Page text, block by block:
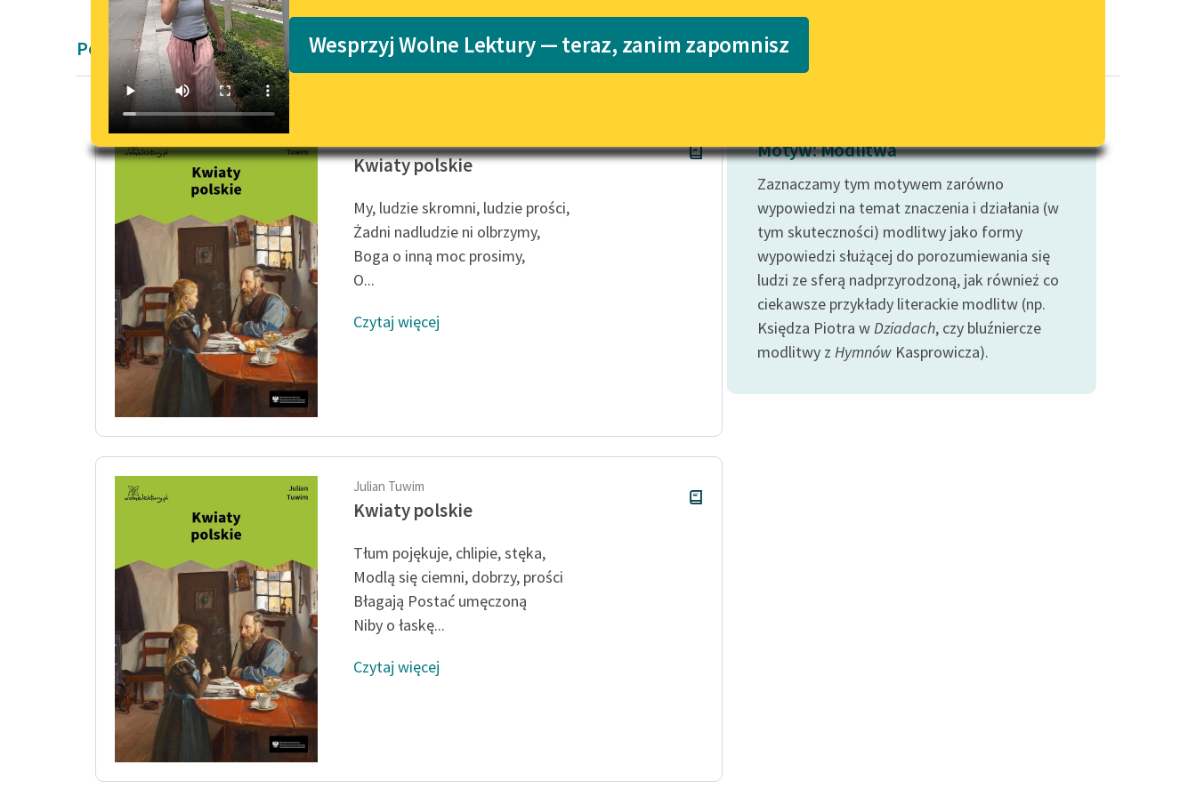
niepełnosprawnościami
literatury do słuchania dla
uczennic i uczniów z
niepełnosprawnościami
Feministyczne inspiracje.
Katalog
Katalog w formacie PDF
wrażliwych
Deklaracja dostępności
Wesprzyj Wolne Lektury — teraz, zanim zapomnisz
Poemat dygresyjny okresu współczesności
Kwiaty polskie
My, ludzie skromni, ludzie prości,
Żadni nadludzie ni olbrzymy,
Boga o inną moc prosimy,
O...
Czytaj więcej
Julian Tuwim
Kwiaty polskie
Tłum pojękuje, chlipie, stęka,
Modlą się ciemni, dobrzy, prości
Błagają Postać umęczoną
Niby o łaskę...
Czytaj więcej
Motyw: Modlitwa
Zaznaczamy tym motywem zarówno
wypowiedzi na temat znaczenia i działania (w
tym skuteczności) modlitwy jako formy
wypowiedzi służącej do porozumiewania się
ludzi ze sferą nadprzyrodzoną, jak również co
ciekawsze przykłady literackie modlitw (np.
Księdza Piotra wDziadach, czy bluźniercze
modlitwy z Hymnów Kasprowicza).